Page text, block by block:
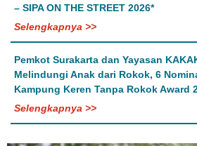
– SIPA ON THE STREET 2026*
Selengkapnya >>
Pemkot Surakarta dan Yayasan
Melindungi Anak dari Rokok, 6
Kampung Keren Tanpa Rokok Award
Selengkapnya >>